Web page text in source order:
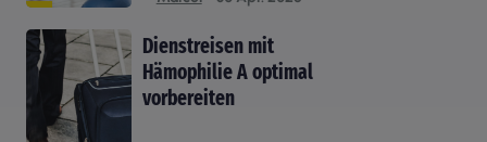
Dienstreisen mit
Hämophilie A optimal
vorbereiten